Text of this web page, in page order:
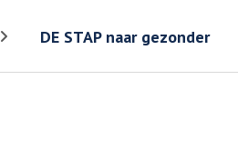
Toon meer menu items van 'Over ons'
DE STAP naar gezonder